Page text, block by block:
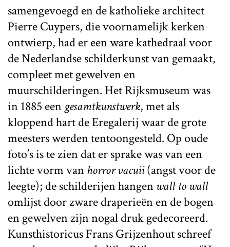
samengevoegd en de katholieke architect
Pierre Cuypers, die voornamelijk kerken
ontwierp, had er een ware kathedraal voor
de Nederlandse schilderkunst van gemaakt,
compleet met gewelven en
muurschilderingen. Het Rijksmuseum was
in 1885 een gesamtkunstwerk, met als
kloppend hart de Eregalerij waar de grote
meesters werden tentoongesteld. Op oude
foto’s is te zien dat er sprake was van een
lichte vorm vanhorror vacuii(angst voor de
leegte); de schilderijen hangenwall to wall
omlijst door zware draperieën en de bogen
en gewelven zijn nogal druk gedecoreerd.
Kunsthistoricus Frans Grijzenhout schreef